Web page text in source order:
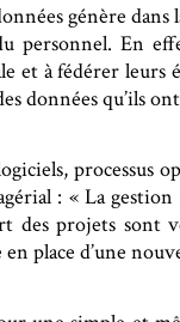
génère
personnel. En
à fédérer leurs
données qu’ils
processus
: « La
projets sont
place d’une